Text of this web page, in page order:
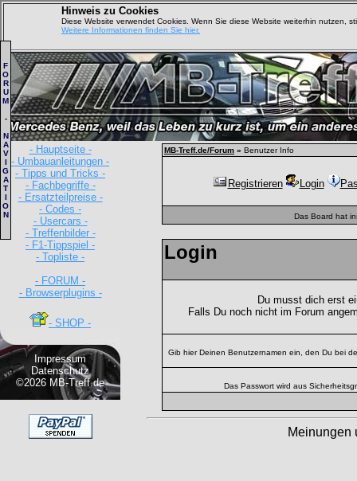
Hinweis zu Cookies
Diese Website verwendet Cookies. Wenn Sie diese Website weiterhin nutzen,
Weitere Informationen finden Sie hier.
- Hauptseite -
- Umbauanleitungen -
- Tipps und Tricks -
- Fachbegriffe -
- Ersatzteilpreise -
- Codes -
- Usercars -
- Treffenbilder -
- F1-Tippspiel -
- Topliste -
- FORUM -
- Browserplugins -
- SHOP -
Impressum
Datenschutz
©2026 MB-Treff.de
F
O
R
U
M
-
N
A
V
I
G
A
T
I
O
N
MB-Treff.de/Forum » Benutzer Info
Registrieren Login
Das Board hat
Login
Du musst dich erst
Falls Du noch nicht im Forum
Gib hier Deinen Benutzernamen ein, den Du bei
Das Passwort wird aus
Meinungen